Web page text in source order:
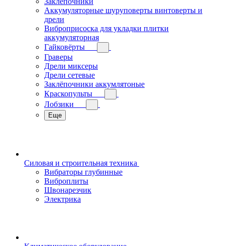
Аккумуляторные шуруповерты винтоверты и
дрели
Виброприсоска для укладки плитки
аккумуляторная
Гайковёрты
Граверы
Дрели миксеры
Дрели сетевые
Заклёпочники аккумлятоные
Краскопульты
Лобзики
Еще
Силовая и строительная техника
Вибраторы глубинные
Виброплиты
Швонарезчик
Электрика